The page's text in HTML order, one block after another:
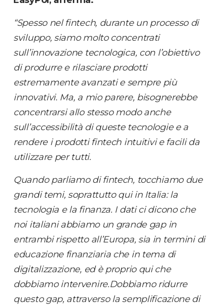
“Spesso nel fintech, durante un processo di
sviluppo, siamo molto concentrati
sull’innovazione tecnologica, con l’obiettivo
di produrre e rilasciare prodotti
estremamente avanzati e sempre più
innovativi. Ma, a mio parere, bisognerebbe
concentrarsi allo stesso modo anche
sull’accessibilità di queste tecnologie e a
rendere i prodotti fintech intuitivi e facili da
utilizzare per tutti.
Quando parliamo di fintech, tocchiamo due
grandi temi, soprattutto qui in Italia: la
tecnologia e la finanza. I dati ci dicono che
noi italiani abbiamo un grande gap in
entrambi rispetto all’Europa, sia in termini di
educazione finanziaria che in tema di
digitalizzazione, ed è proprio qui che
dobbiamo intervenire.Dobbiamo ridurre
questo gap, attraverso la semplificazione di